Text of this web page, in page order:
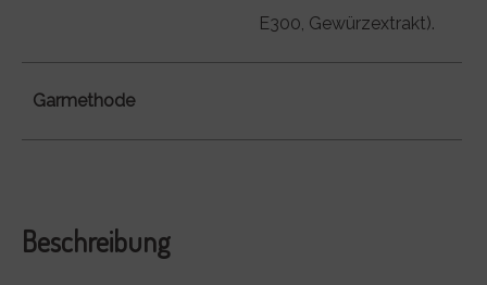
E300, Gewürzextrakt).
Garmethode
Beschreibung